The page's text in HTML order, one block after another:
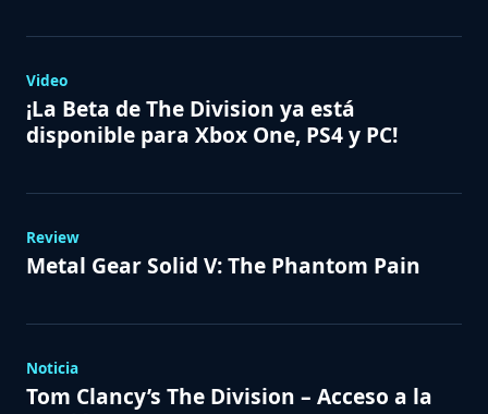
Video
¡La Beta de The Division ya está
disponible para Xbox One, PS4 y PC!
Review
Metal Gear Solid V: The Phantom Pain
Noticia
Tom Clancy’s The Division – Acceso a la